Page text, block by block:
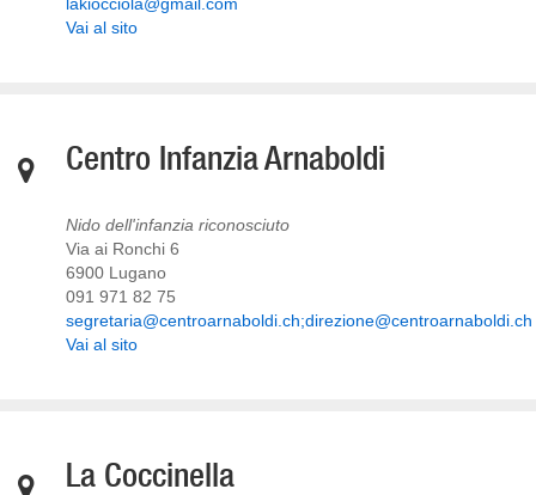
Vai al sito
Centro Infanzia Arnaboldi
Nido dell'infanzia riconosciuto
Via ai Ronchi 6
6900 Lugano
091 971 82 75
segretaria@centroarnaboldi.ch;direzione@centroarnaboldi.ch
Vai al sito
La Coccinella